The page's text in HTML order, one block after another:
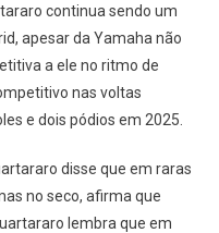
continua sendo um
apesar da Yamaha não
a ele no ritmo de
nas voltas
e dois pódios em 2025.
disse que em raras
no seco, afirma que
lembra que em